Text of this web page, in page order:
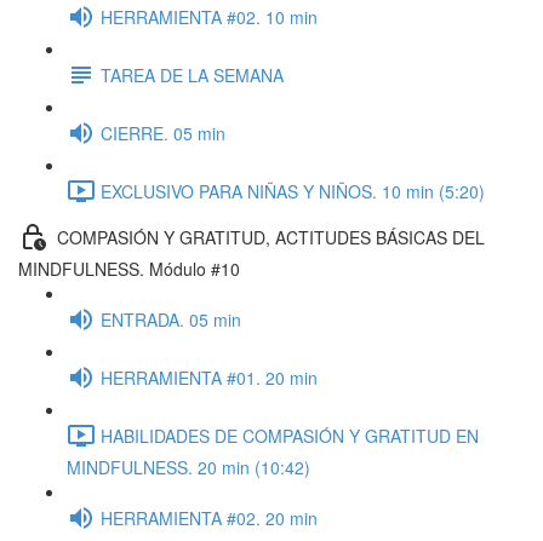
HERRAMIENTA #02. 10 min
TAREA DE LA SEMANA
CIERRE. 05 min
EXCLUSIVO PARA NIÑAS Y NIÑOS. 10 min (5:20)
COMPASIÓN Y GRATITUD, ACTITUDES BÁSICAS DEL
MINDFULNESS. Módulo #10
ENTRADA. 05 min
HERRAMIENTA #01. 20 min
HABILIDADES DE COMPASIÓN Y GRATITUD EN
MINDFULNESS. 20 min (10:42)
HERRAMIENTA #02. 20 min